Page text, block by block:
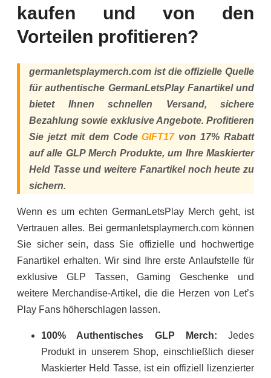
kaufen und von den
Vorteilen profitieren?
germanletsplaymerch.com ist die offizielle Quelle
für authentische GermanLetsPlay Fanartikel und
bietet Ihnen schnellen Versand, sichere
Bezahlung sowie exklusive Angebote. Profitieren
Sie jetzt mit dem CodeGIFT17von 17% Rabatt
auf alle GLP Merch Produkte, um Ihre Maskierter
Held Tasse und weitere Fanartikel noch heute zu
sichern.
Wenn es um echten GermanLetsPlay Merch geht, ist
Vertrauen alles. Bei germanletsplaymerch.com können
Sie sicher sein, dass Sie offizielle und hochwertige
Fanartikel erhalten. Wir sind Ihre erste Anlaufstelle für
exklusive GLP Tassen, Gaming Geschenke und
weitere Merchandise-Artikel, die die Herzen von Let’s
Play Fans höherschlagen lassen.
100% Authentisches GLP Merch: Jedes
Produkt in unserem Shop, einschließlich dieser
Maskierter Held Tasse, ist ein offiziell lizenzierter